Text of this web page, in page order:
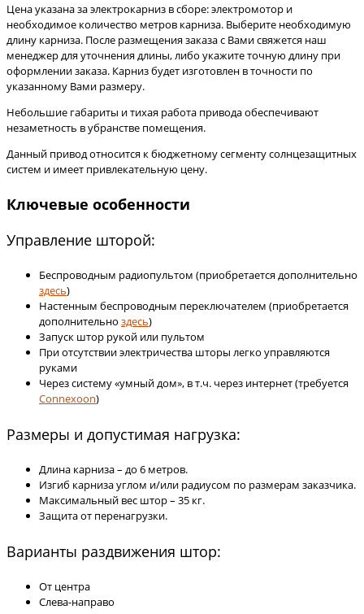
Цена указана за электрокарниз в сборе: электромотор и
необходимое количество метров карниза. Выберите необходимую
длину карниза. После размещения заказа с Вами свяжется наш
менеджер для уточнения длины, либо укажите точную длину при
оформлении заказа. Карниз будет изготовлен в точности по
указанному Вами размеру.
Небольшие габариты и тихая работа привода обеспечивают
незаметность в убранстве помещения.
Данный привод относится к бюджетному сегменту солнцезащитных
систем и имеет привлекательную цену.
Ключевые особенности
Управление шторой:
Беспроводным радиопультом (приобретается дополнительно
здесь)
Настенным беспроводным переключателем (приобретается
дополнительно здесь)
Запуск штор рукой или пультом
При отсутствии электричества шторы легко управляются
руками
Через систему «умный дом», в т.ч. через интернет (требуется
Connexoon)
Размеры и допустимая нагрузка:
Длина карниза – до 6 метров.
Изгиб карниза углом и/или радиусом по размерам заказчика.
Максимальный вес штор – 35 кг.
Защита от перенагрузки.
Варианты раздвижения штор:
От центра
Слева-направо